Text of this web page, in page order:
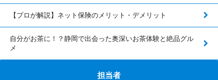
【プロが解説】ネット保険のメリット・デメリット
自分がお茶に！？静岡で出会った奥深いお茶体験と絶品グル
メ
担当者